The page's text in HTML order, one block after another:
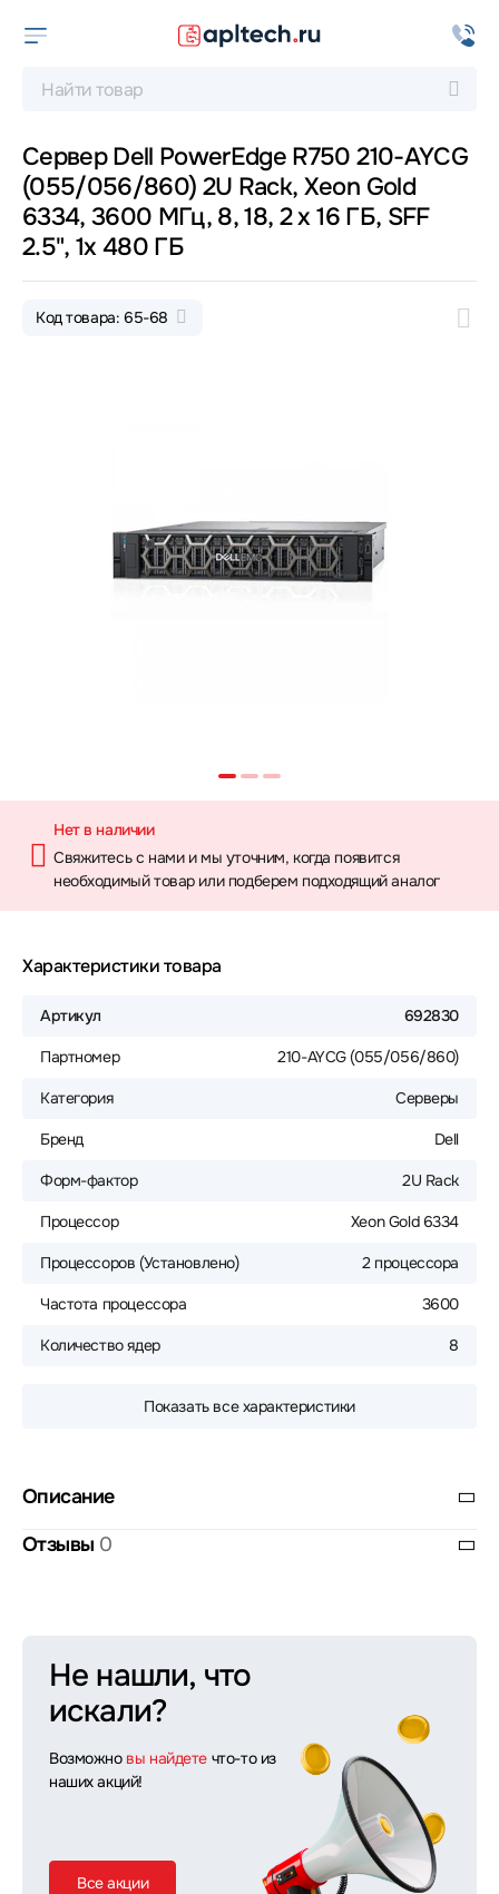
Сервер Dell PowerEdge R750 210-AYCG
(055/056/860) 2U Rack, Xeon Gold
6334, 3600 МГц, 8, 18, 2 x 16 ГБ, SFF
2.5", 1x 480 ГБ
Код товара: 65-68
Нет в наличии
Свяжитесь с нами и мы уточним, когда появится
необходимый товар или подберем подходящий аналог
Характеристики товара
Артикул 692830
Партномер 210-AYCG (055/056/860)
Категория Серверы
Бренд Dell
Форм-фактор 2U Rack
Процессор Xeon Gold 6334
Процессоров (Установлено) 2 процессора
Частота процессора 3600
Количество ядер 8
Показать все характеристики
Описание
Отзывы 0
Не нашли, что
искали?
Возможно вы найдете что-то из
наших акций!
Все акции